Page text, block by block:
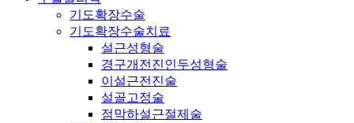
기도확장수술
기도확장수술치료
설근성형술
경구개전진인두성형술
이설근전진술
설골고정술
점막하설근절제술